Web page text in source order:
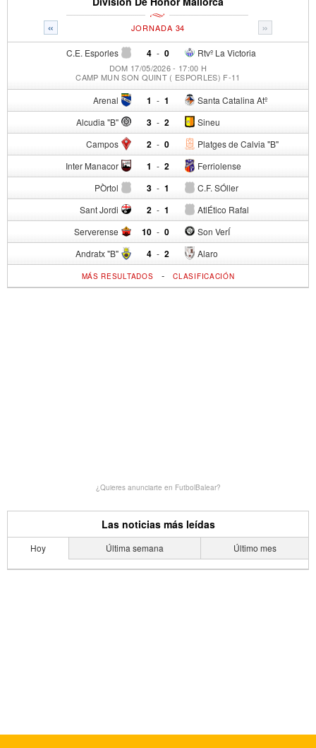
« »
JORNADA 34
C.E. Esporles 4 - Rtvº La Victoria
0
DOM 17/05/2026 - 17:00 H
CAMP MUN SON QUINT ( ESPORLES) F-11
Arenal 1 - Santa Catalina Atº
1
Alcudia "B" 3 - Sineu
2
Campos 2 - Platges de Calvia "B"
0
Inter Manacor 1 - Ferriolense
2
PÒrtol 3 - C.F. SÓller
1
Sant Jordi 2 - AtlÉtico Rafal
1
Serverense 10 - Son VerÍ
0
Andratx "B" 4 - Alaro
2
MÁS RESULTADOS -CLASIFICACIÓN
¿Quieres anunciarte en FutbolBalear?
Las noticias más leídas
Hoy Última semana Último mes